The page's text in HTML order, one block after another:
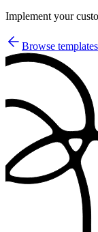
Implement your
Browse templates